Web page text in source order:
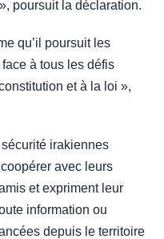
poursuit la déclaration.
qu’il poursuit les
à tous les défis
et à la loi »,
irakiennes
avec leurs
et expriment leur
information ou
depuis le territoire